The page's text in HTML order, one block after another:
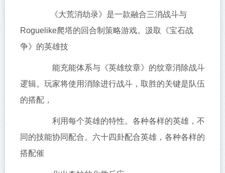
《大荒消劫录》是一款融合三消战斗与
Roguelike爬塔的回合制策略游戏。汲取《宝石战
争》的英雄技
能充能体系与《英雄纹章》的纹章消除战斗
逻辑。玩家将使用消除进行战斗，取胜的关键是队伍
的搭配，
利用每个英雄的特性。各种各样的英雄，不
同的技能协同配合。六十四卦配合英雄，各种各样的
搭配催